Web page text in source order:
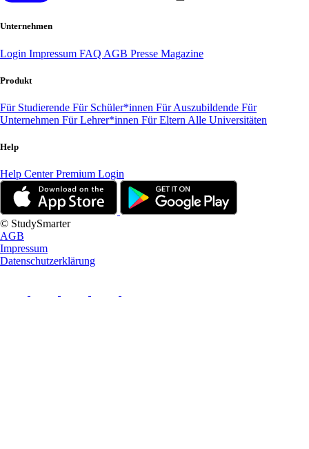
Unternehmen
Login Impressum FAQ AGB Presse Magazine
Produkt
Für Studierende Für Schüler*innen Für Auszubildende Für
Unternehmen Für Lehrer*innen Für Eltern Alle Universitäten
Help
Help CenterPremium Login
© StudySmarter
AGB
Impressum
Datenschutzerklärung